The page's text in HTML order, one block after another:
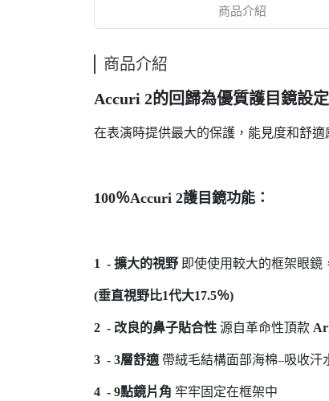
商品介紹
商品介紹
Accuri 2的回歸為優質護目鏡設
在表演時提供最大的保護，能見度和舒
100％Accuri 2護目鏡功能：
1 - 擴大的視野 即使使用較大的框架眼鏡
(垂直視野比1代大17.5％)
2 - 改良的鼻子貼合性 源自革命性頂款
3 - 3層舒適 帶絨毛結構面部海棉–吸收汗
4 - 9點鏡片角 牢牢固定在框架中